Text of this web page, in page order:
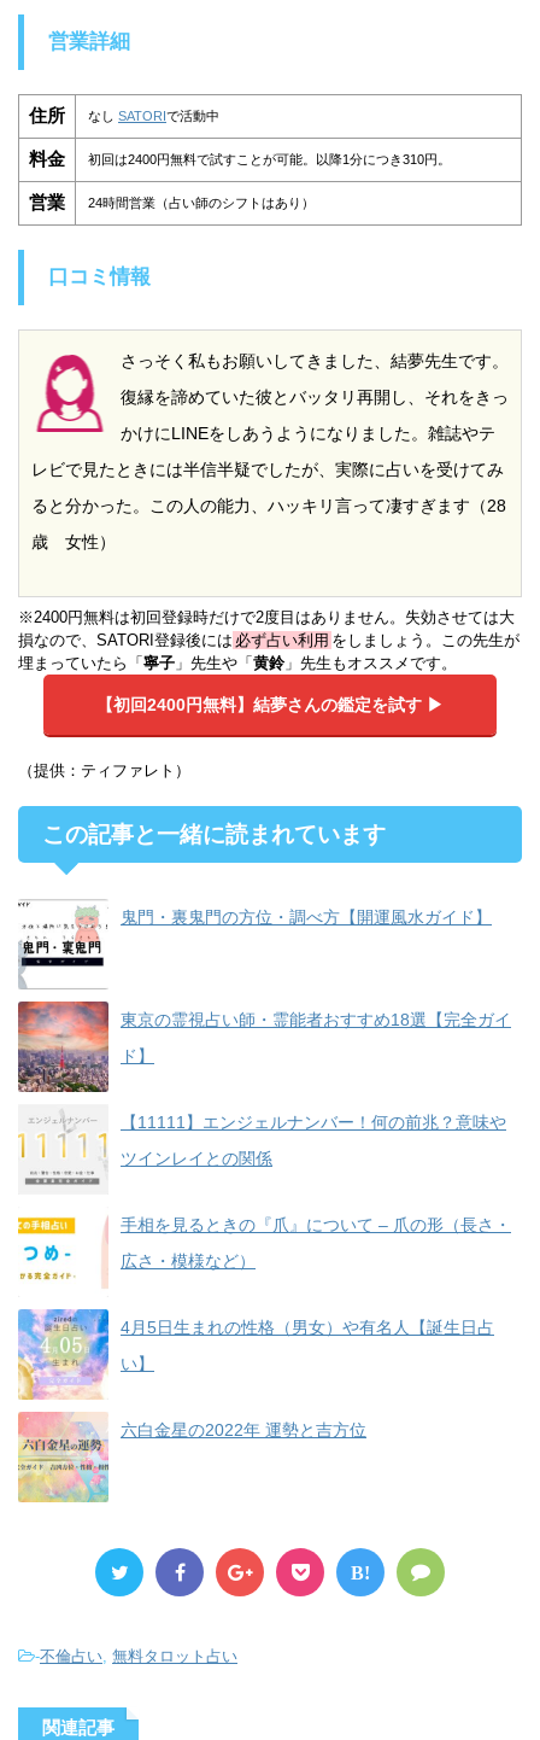
営業詳細
住所 なし SATORIで活動中
料金 初回は2400円無料で試すことが可能。以降1分につき310円。
営業 24時間営業（占い師のシフトはあり）
口コミ情報
さっそく私もお願いしてきました、結夢先生です。
復縁を諦めていた彼とバッタリ再開し、それをきっ
かけにLINEをしあうようになりました。雑誌やテ
レビで見たときには半信半疑でしたが、実際に占いを受けてみ
ると分かった。この人の能力、ハッキリ言って凄すぎます（28
歳 女性）
※2400円無料は初回登録時だけで2度目はありません。失効させては大
損なので、SATORI登録後には 必ず占い利用 をしましょう。この先生が
埋まっていたら「 寧子 」先生や「 黄鈴」先生もオススメです。
【初回2400円無料】 結夢さんの鑑定を試す ▶︎
（提供：ティファレト）
この記事と一緒に読まれています
鬼門・裏鬼門の方位・調べ方【開運風水ガイド】
東京の霊視占い師・霊能者おすすめ18選【完全ガイ
ド】
【11111】エンジェルナンバー！何の前兆？意味や
ツインレイとの関係
手相を見るときの『爪』について – 爪の形（長さ・
広さ・模様など）
4月5日生まれの性格（男女）や有名人【誕生日占
い】
六白金星の2022年 運勢と吉方位
B!
-不倫占い, 無料タロット占い
関連記事